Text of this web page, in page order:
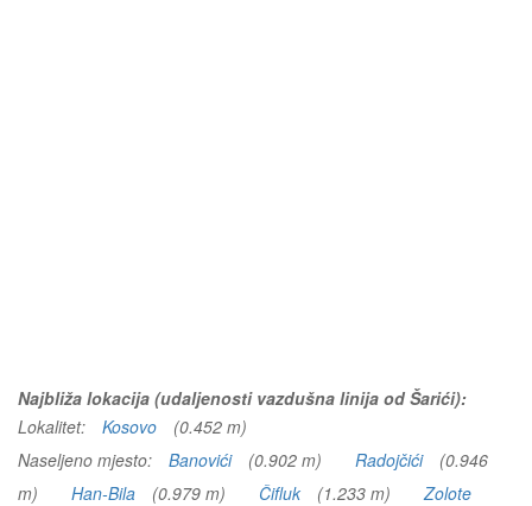
Najbliža lokacija (udaljenosti vazdušna linija od Šarići):
Lokalitet:
Kosovo
(0.452 m)
Naseljeno mjesto:
Banovići (0.902 m) Radojčići
(0.946
m)
Han-Bila (0.979 m) Čifluk (1.233 m)
Zolote